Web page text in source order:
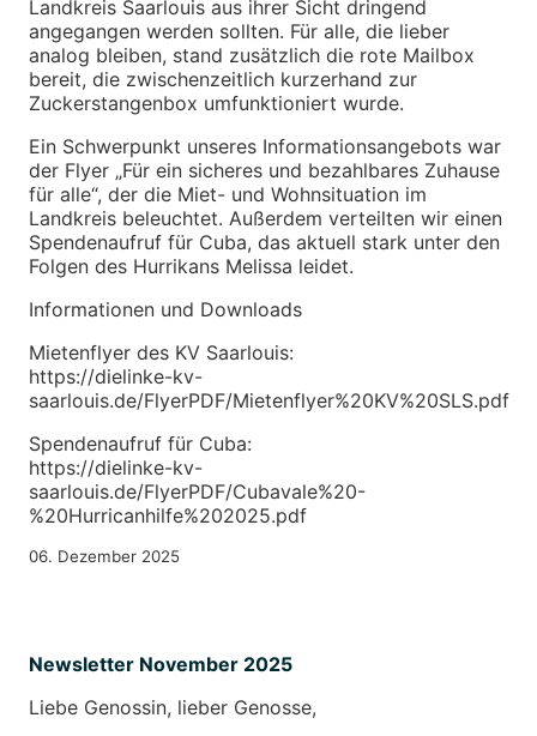
Landkreis Saarlouis aus ihrer Sicht dringend
angegangen werden sollten. Für alle, die lieber
analog bleiben, stand zusätzlich die rote Mailbox
bereit, die zwischenzeitlich kurzerhand zur
Zuckerstangenbox umfunktioniert wurde.
Ein Schwerpunkt unseres Informationsangebots war
der Flyer „Für ein sicheres und bezahlbares Zuhause
für alle“, der die Miet- und Wohnsituation im
Landkreis beleuchtet. Außerdem verteilten wir einen
Spendenaufruf für Cuba, das aktuell stark unter den
Folgen des Hurrikans Melissa leidet.
Informationen und Downloads
Mietenflyer des KV Saarlouis:
https://dielinke-kv-
saarlouis.de/FlyerPDF/Mietenflyer%20KV%20SLS.pdf
Spendenaufruf für Cuba:
https://dielinke-kv-
saarlouis.de/FlyerPDF/Cubavale%20-
%20Hurricanhilfe%202025.pdf
06. Dezember 2025
Newsletter November 2025
Liebe Genossin, lieber Genosse,